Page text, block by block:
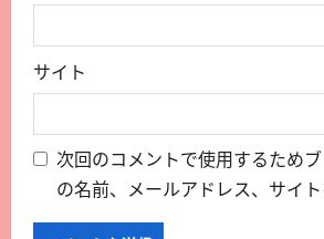
サイト
次回のコメントで使用するため
の名前、メールアドレス、サイト